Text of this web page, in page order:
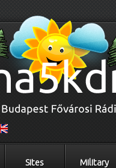
Sites Military